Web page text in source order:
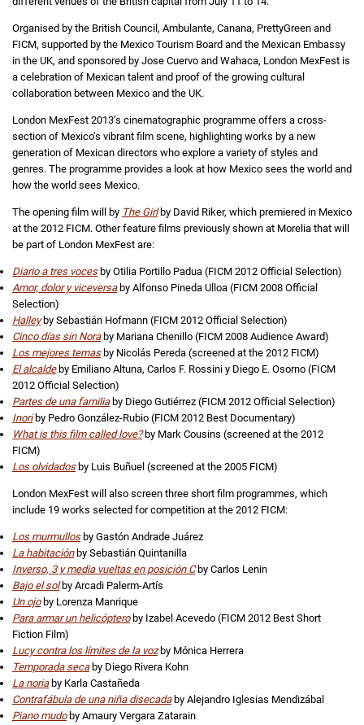
Organised by the British Council, Ambulante, Canana, PrettyGreen and
FICM, supported by the Mexico Tourism Board and the Mexican Embassy
in the UK, and sponsored by Jose Cuervo and Wahaca, London MexFest is
a celebration of Mexican talent and proof of the growing cultural
collaboration between Mexico and the UK.
London MexFest 2013’s cinematographic programme offers a cross-
section of Mexico’s vibrant film scene, highlighting works by a new
generation of Mexican directors who explore a variety of styles and
genres. The programme provides a look at how Mexico sees the world and
how the world sees Mexico.
The opening film will by The Girlby David Riker, which premiered in Mexico
at the 2012 FICM. Other feature films previously shown at Morelia that will
be part of London MexFest are:
Diario a tres voces by Otilia Portillo Padua (FICM 2012 Official Selection)
Amor, dolor y viceversa by Alfonso Pineda Ulloa (FICM 2008 Official
Selection)
Halley by Sebastián Hofmann (FICM 2012 Official Selection)
Cinco días sin Nora by Mariana Chenillo (FICM 2008 Audience Award)
Los mejores temas by Nicolás Pereda (screened at the 2012 FICM)
El alcalde by Emiliano Altuna, Carlos F. Rossini y Diego E. Osorno (FICM
2012 Official Selection)
Partes de una familia by Diego Gutiérrez (FICM 2012 Official Selection)
Inori by Pedro González-Rubio (FICM 2012 Best Documentary)
What is this film called love? by Mark Cousins (screened at the 2012
FICM)
Los olvidados by Luis Buñuel (screened at the 2005 FICM)
London MexFest will also screen three short film programmes, which
include 19 works selected for competition at the 2012 FICM:
Los murmullosby Gastón Andrade Juárez
La habitaciónby Sebastián Quintanilla
Inverso, 3 y media vueltas en posición Cby Carlos Lenin
Bajo el solby Arcadi Palerm-Artís
Un ojoby Lorenza Manrique
Para armar un helicópteroby Izabel Acevedo (FICM 2012 Best Short
Fiction Film)
Lucy contra los límites de la vozby Mónica Herrera
Temporada secaby Diego Rivera Kohn
La noriaby Karla Castañeda
Contrafábula de una niña disecadaby Alejandro Iglesias Mendizábal
Piano mudoby Amaury Vergara Zatarain